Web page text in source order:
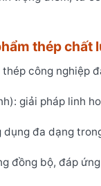
thép chất
công nghiệp
giải pháp linh
dụng đa dạng
đồng bộ, đáp